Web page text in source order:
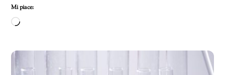
Mi piace:
Caricamento
corso…